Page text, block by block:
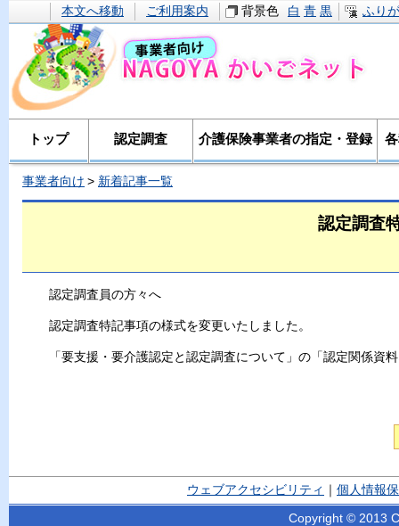
本文へ移動 ご利用案内 背景色 白 青 黒 ふり
トップ 認定調査 介護保険事業者の指定・登録
事業者向け 新着記事一覧
認定調査
認定調査員の方々へ
認定調査特記事項の様式を変更いたしました。
「要支援・要介護認定と認定調査について」の「認定関係資
ウェブアクセシビリティ 個人情報
Copyright © 2013